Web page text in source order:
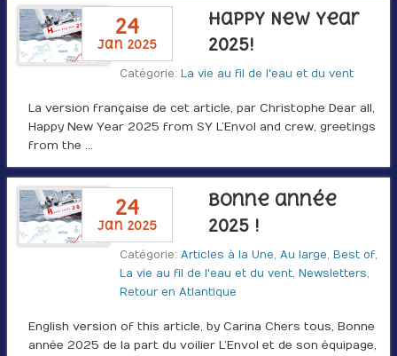
24
jan 2025
Happy New Year
2025!
Catégorie: La vie au fil de l'eau et du vent
La version française de cet article, par Christophe Dear all,
Happy New Year 2025 from SY L’Envol and crew, greetings
from the …
24
jan 2025
Bonne année
2025 !
Catégorie: Articles à la Une, Au large, Best of,
La vie au fil de l'eau et du vent, Newsletters,
Retour en Atlantique
English version of this article, by Carina Chers tous, Bonne
année 2025 de la part du voilier L’Envol et de son équipage,